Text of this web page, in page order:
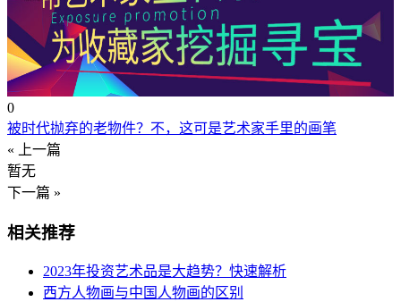
0
被时代抛弃的老物件？不，这可是艺术家手里的画笔
« 上一篇
暂无
下一篇 »
相关推荐
2023年投资艺术品是大趋势？快速解析
西方人物画与中国人物画的区别